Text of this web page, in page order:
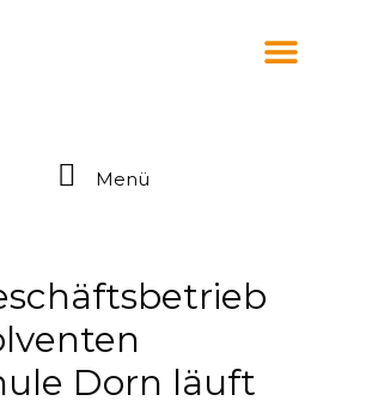
Menü
Dorn läuft